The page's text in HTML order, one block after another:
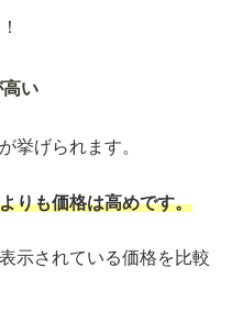
い
挙げられます。
りも価格は高めです。
示されている価格を比較